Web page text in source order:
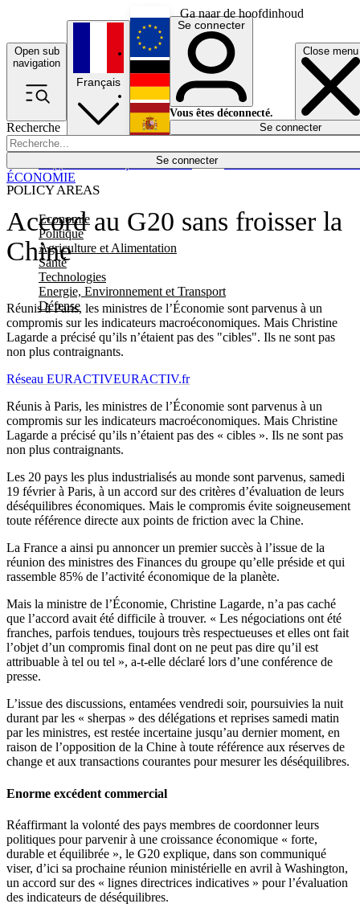
Ga naar de hoofdinhoud
Open sub
navigation
Close menu
Recherche
Se connecter
POLICY AREAS
Economie
Politique
Agriculture et Alimentation
Santé
Technologies
Energie, Environnement et Transport
Défense
Économie
Français
English
Deutsch
Español
Se connecter
Vous êtes déconnecté.
Se connecter
Accord au G20 sans froisser la
Chine
Réunis à Paris, les ministres de l’Économie sont parvenus à un
compromis sur les indicateurs macroéconomiques. Mais Christine
Lagarde a précisé qu’ils n’étaient pas des "cibles". Ils ne sont pas
non plus contraignants.
ÉCONOMIE
Réseau EURACTIVEURACTIV.fr
Réunis à Paris, les ministres de l’Économie sont parvenus à un
compromis sur les indicateurs macroéconomiques. Mais Christine
Lagarde a précisé qu’ils n’étaient pas des « cibles ». Ils ne sont pas
non plus contraignants.
Les 20 pays les plus industrialisés au monde sont parvenus, samedi
19 février à Paris, à un accord sur des critères d’évaluation de leurs
déséquilibres économiques. Mais le compromis évite soigneusement
toute référence directe aux points de friction avec la Chine.
La France a ainsi pu annoncer un premier succès à l’issue de la
réunion des ministres des Finances du groupe qu’elle préside et qui
rassemble 85% de l’activité économique de la planète.
Mais la ministre de l’Économie, Christine Lagarde, n’a pas caché
que l’accord avait été difficile à trouver. « Les négociations ont été
franches, parfois tendues, toujours très respectueuses et elles ont fait
l’objet d’un compromis final dont on ne peut pas dire qu’il est
attribuable à tel ou tel », a-t-elle déclaré lors d’une conférence de
presse.
L’issue des discussions, entamées vendredi soir, poursuivies la nuit
durant par les « sherpas » des délégations et reprises samedi matin
par les ministres, est restée incertaine jusqu’au dernier moment, en
raison de l’opposition de la Chine à toute référence aux réserves de
change et aux transactions courantes pour mesurer les déséquilibres.
Enorme excédent commercial
Réaffirmant la volonté des pays membres de coordonner leurs
politiques pour parvenir à une croissance économique « forte,
durable et équilibrée », le G20 explique, dans son communiqué
viser, d’ici sa prochaine réunion ministérielle en avril à Washington,
un accord sur des « lignes directrices indicatives » pour l’évaluation
des indicateurs de déséquilibres.